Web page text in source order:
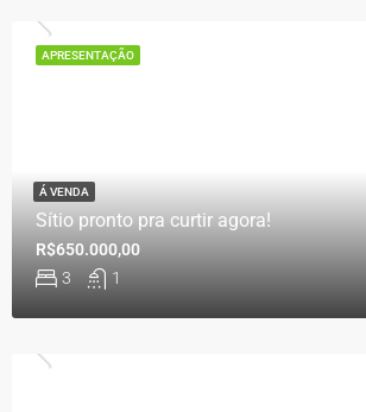
Sítio pronto pra curtir agora!
3 1
R$650.000,00
Á VENDA
APRESENTAÇÃO